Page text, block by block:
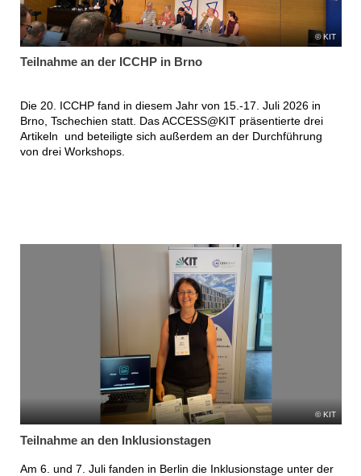
KIT
Teilnahme an der ICCHP in Brno
Die 20. ICCHP fand in diesem Jahr von 15.-17. Juli 2026 in
Brno, Tschechien statt. Das ACCESS@KIT präsentierte drei
Artikeln und beteiligte sich außerdem an der Durchführung
von drei Workshops.
KIT
Teilnahme an den Inklusionstagen
Am 6. und 7. Juli fanden in Berlin die Inklusionstage unter der